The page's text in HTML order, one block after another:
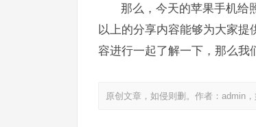
那么，今天的苹果手机给
以上的分享内容能够为大家
容进行一起了解一下，那么我
原创文章，如侵则删。作者：admin